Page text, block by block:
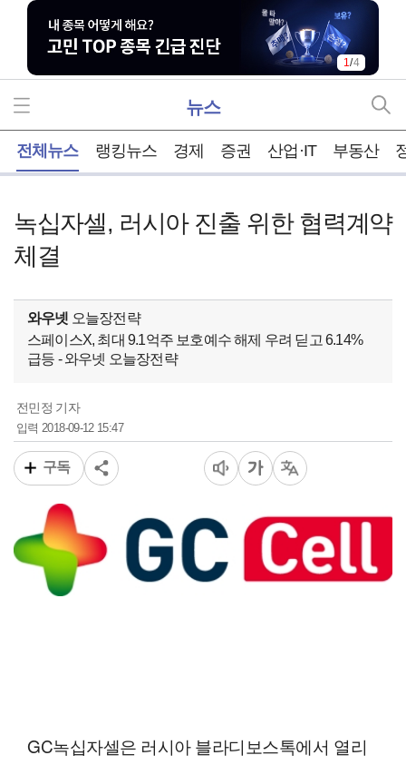
1/4
뉴스
전체뉴스 랭킹뉴스 경제 증권 산업·IT 부동산
녹십자셀, 러시아 진출 위한 협력계약
체결
와우넷 오늘장전략
스페이스X, 최대 9.1억주 보호예수 해제 우려 딛고 6.14%
급등 - 와우넷 오늘장전략
전민정 기자
입력 2018-09-12 15:47
구독
GC녹십자셀은 러시아 블라디보스톡에서 열리